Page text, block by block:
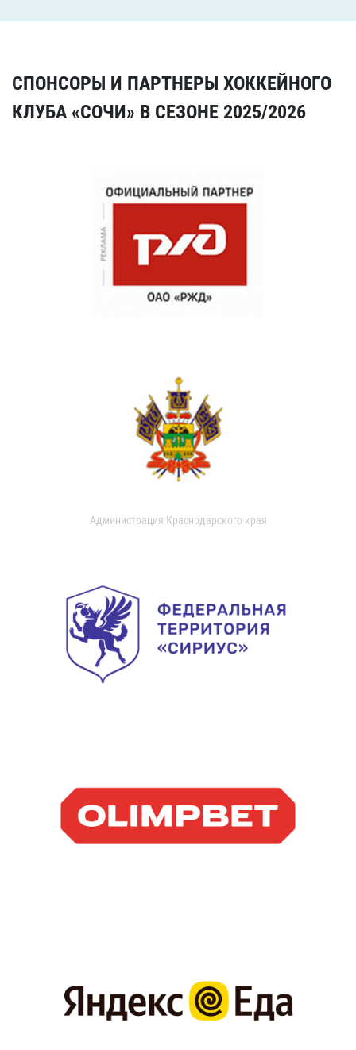
СПОНСОРЫ И ПАРТНЕРЫ ХОККЕЙНОГО
КЛУБА «СОЧИ» В СЕЗОНЕ 2025/2026
Администрация Краснодарского края